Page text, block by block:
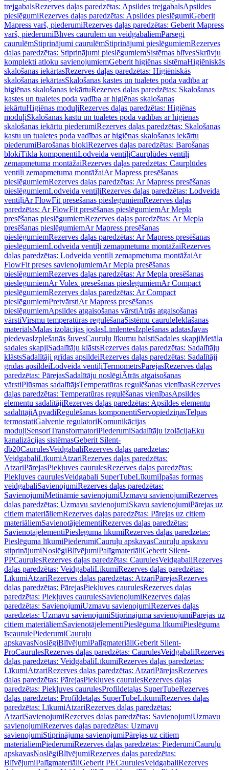
trejgabalsRezerves daļas paredzētas: Apsildes trejgabalsApsildes
pieslēgumiRezerves daļas paredzētas: Apsildes pieslēgumiGeberit
Mapress varš, piederumiRezerves daļas paredzētas: Geberit Mapress
varš, piederumiBlīves caurulēm un veidgabaliemPārsegi
caurulēmStiprinājumi caurulēmStiprinājumi pieslēgumiemRezerves
daļas paredzētas: Stiprinājumi pieslēgumiemSistēmas blīvesSkrūvju
komplekti atloku savienojumiemGeberit higiēnas sistēmaHigiēniskās
skalošanas iekārtasRezerves daļas paredzētas: Higiēniskās
skalošanas iekārtasSkalošanas kastes un tualetes poda vadība ar
higiēnas skalošanas iekārtuRezerves daļas paredzētas: Skalošanas
kastes un tualetes poda vadība ar higiēnas skalošanas
iekārtuHigiēnas moduļiRezerves daļas paredzētas: Higiēnas
moduļiSkalošanas kastu un tualetes poda vadības ar higiēnas
skalošanas iekārtu piederumiRezerves daļas paredzētas: Skalošanas
kastu un tualetes poda vadības ar higiēnas skalošanas iekārtu
piederumiBarošanas blokiRezerves daļas paredzētas: Barošanas
blokiTīkla komponentiLodveida ventiļiCaurplūdes ventiļi
zemapmetuma montāžaiRezerves daļas paredzētas: Caurplūdes
ventiļi zemapmetuma montāžaiAr Mapress presēšanas
pieslēgumiemRezerves daļas paredzētas: Ar Mapress presēšanas
pieslēgumiemLodveida ventiļiRezerves daļas paredzētas: Lodveida
ventiļiAr FlowFit presēšanas pieslēgumiemRezerves daļas
paredzētas: Ar FlowFit presēšanas pieslēgumiemAr Mepla
presēšanas pieslēgumiemRezerves daļas paredzētas: Ar Mepla
presēšanas pieslēgumiemAr Mapress presēšanas
pieslēgumiemRezerves daļas paredzētas: Ar Mapress presēšanas
pieslēgumiemLodveida ventiļi zemapmetuma montāžaiRezerves
daļas paredzētas: Lodveida ventiļi zemapmetuma montāžaiAr
FlowFit preses savienojumiemAr Mepla presēšanas
pieslēgumiemRezerves daļas paredzētas: Ar Mepla presēšanas
pieslēgumiemAr Volex presēšanas pieslēgumiemAr Compact
pieslēgumiemRezerves daļas paredzētas: Ar Compact
pieslēgumiemPretvārstiAr Mapress presēšanas
pieslēgumiemApsildes atgaisošanas vārstiĀtrās atgaisošanas
vārstiVirsmu temperatūras regulēšanaSistēmu cauruleIeklāšanas
materiālsMalas izolācijas joslasLīmlentesIzplešanas adatasJavas
piedevasIzplešanās šuvesCauruļu līkumu balstiSadales skapjiMetāla
sadales skapjiSadalītāju klāstsRezerves daļas paredzētas: Sadalītāju
klāstsSadalītāji grīdas apsildeiRezerves daļas paredzētas: Sadalītāji
grīdas apsildeiLodveida ventiļiTermometrsPārejasRezerves daļas
paredzētas: PārejasSadalītāju noslēgiĀtrās atgaisošanas
vārstiPlūsmas sadalītājsTemperatūras regulēšanas vienībasRezerves
daļas paredzētas: Temperatūras regulēšanas vienībasApsildes
elementu sadalītājiRezerves daļas paredzētas: Apsildes elementu
sadalītājiApvadiRegulēšanas komponentiServopiedziņasTelpas
termostatiGalvenie regulatoriKomunikācijas
moduļiSensoriTransformatoriPiederumiSadalītāju izolācijaĒku
kanalizācijas sistēmasGeberit Silent-
db20CaurulesVeidgabaliRezerves daļas paredzētas:
VeidgabaliLīkumiAtzariRezerves daļas paredzētas:
AtzariPārejasPiekļuves caurulesRezerves daļas paredzētas:
Piekļuves caurulesVeidgabali SuperTubeLīkumiĪpašas formas
veidgabaliSavienojumiRezerves daļas paredzētas:
SavienojumiMetināmie savienojumiUzmavu savienojumiRezerves
daļas paredzētas: Uzmavu savienojumiSkavu savienojumiPārejas uz
citiem materiāliemRezerves daļas paredzētas: Pārejas uz citiem
materiāliemSavienotājelementiRezerves daļas paredzētas:
SavienotājelementiPieslēguma līkumiRezerves daļas paredzētas:
Pieslēguma līkumiPiederumiCauruļu apskavasCauruļu apskavu
stiprinājumiNoslēgiBlīvējumiPalīgmateriāliGeberit Silent-
PPCaurulesRezerves daļas paredzētas: CaurulesVeidgabaliRezerves
daļas paredzētas: VeidgabaliLīkumiRezerves daļas paredzētas:
LīkumiAtzariRezerves daļas paredzētas: AtzariPārejasRezerves
daļas paredzētas: PārejasPiekļuves caurulesRezerves daļas
paredzētas: Piekļuves caurulesSavienojumiRezerves daļas
paredzētas: SavienojumiUzmavu savienojumiRezerves daļas
paredzētas: Uzmavu savienojumiStiprinājuma savienojumiPārejas uz
citiem materiāliemSavienotājelementiPieslēguma līkumiPieslēguma
īscaurulePiederumiCauruļu
apskavasNoslēgiBlīvējumiPalīgmateriāliGeberit Silent-
ProCaurulesRezerves daļas paredzētas: CaurulesVeidgabaliRezerves
daļas paredzētas: VeidgabaliLīkumiRezerves daļas paredzētas:
LīkumiAtzariRezerves daļas paredzētas: AtzariPārejasRezerves
daļas paredzētas: PārejasPiekļuves caurulesRezerves daļas
paredzētas: Piekļuves caurulesProfildetaļas SuperTubeRezerves
daļas paredzētas: Profildetaļas SuperTubeLīkumiRezerves daļas
paredzētas: LīkumiAtzariRezerves daļas paredzētas:
AtzariSavienojumiRezerves daļas paredzētas: SavienojumiUzmavu
savienojumiRezerves daļas paredzētas: Uzmavu
savienojumiStiprinājuma savienojumiPārejas uz citiem
materiāliemPiederumiRezerves daļas paredzētas: PiederumiCauruļu
apskavasNoslēgiBlīvējumiRezerves daļas paredzētas:
BlīvējumiPalīgmateriāliGeberit PECaurulesVeidgabaliRezerves